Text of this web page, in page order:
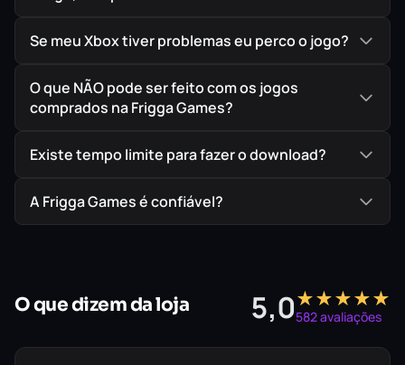
Se meu Xbox tiver problemas eu perco o jogo?
O que NÃO pode ser feito com os jogos
comprados na Frigga Games?
Existe tempo limite para fazer o download?
A Frigga Games é confiável?
O que dizem da loja 5,0★★★★★
582 avaliações